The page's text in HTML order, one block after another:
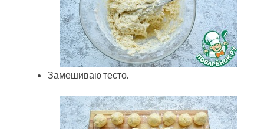
Замешиваю тесто.